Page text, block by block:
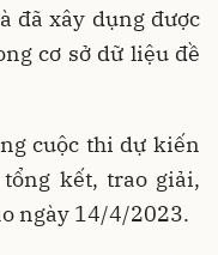
đã xây dụng được
cơ sở dữ liệu đề
cuộc thi dự kiến
kết, trao giải,
ngày 14/4/2023.